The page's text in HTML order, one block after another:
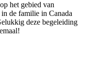
het gebied van
de familie in Canada
deze begeleiding